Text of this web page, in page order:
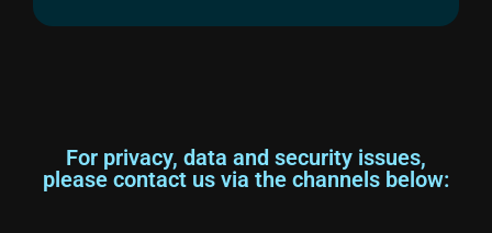
For privacy, data and security issues,
please contact us via the channels below: